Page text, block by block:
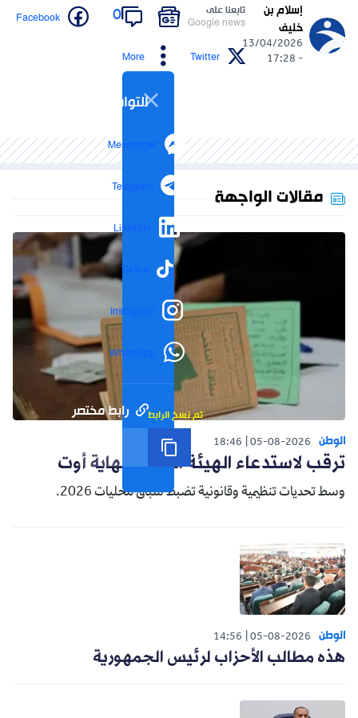
إسلام بن
خليف
13/04/2026
- 17:28
تابعنا على
Google news
0
Facebook
Twitter
More
التواصل الاجتماعي
Messenger
Telegram
LinkedIn
TikTok
Instagram
WhatsApp
رابط مختصر تم نسخ الرابط
مقالات الواجهة
الوطن 05-08-2026
18:46
ترقب لاستدعاء الهيئة الناخبة نهاية أوت
وسط تحديات تنظيمية وقانونية تضبط سباق محليات 2026.
الوطن 05-08-2026
14:56
هذه مطالب الأحزاب لرئيس الجمهورية